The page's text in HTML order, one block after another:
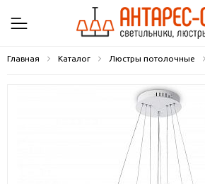
Главная Каталог Люстры потолочные